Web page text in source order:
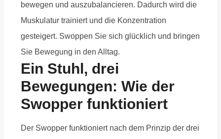
bewegen und auszubalancieren. Dadurch wird die
Muskulatur trainiert und die Konzentration
gesteigert. Swoppen Sie sich glücklich und bringen
Sie Bewegung in den Alltag.
Ein Stuhl, drei
Bewegungen: Wie der
Swopper funktioniert
Der Swopper funktioniert nach dem Prinzip der drei